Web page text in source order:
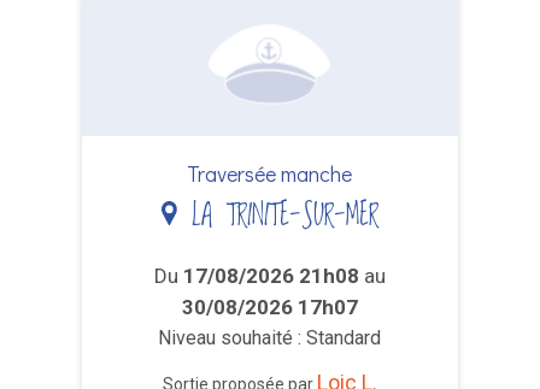
Traversée manche
LA TRINITE-SUR-MER
Du 17/08/2026 21h08 au
30/08/2026 17h07
Niveau souhaité : Standard
Sortie proposée par Loic L.